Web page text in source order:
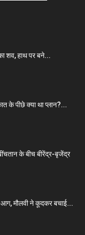
शव, हाथ पर बने...
के पीछे क्या था प्लान?...
के बीच बीरेंद्र-बृजेंद्र
मौलवी ने कूदकर बचाई...